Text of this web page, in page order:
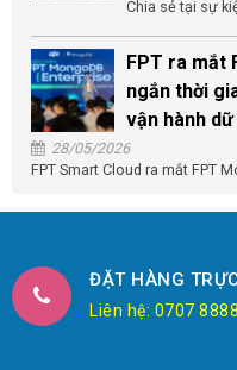
Chia sẻ tại sự
FPT ra mắt
ngắn thời
vận hành
28/05/2026
FPT Smart Cloud ra mắt FPT
ĐẶT HÀNG
Liên hệ: 0707